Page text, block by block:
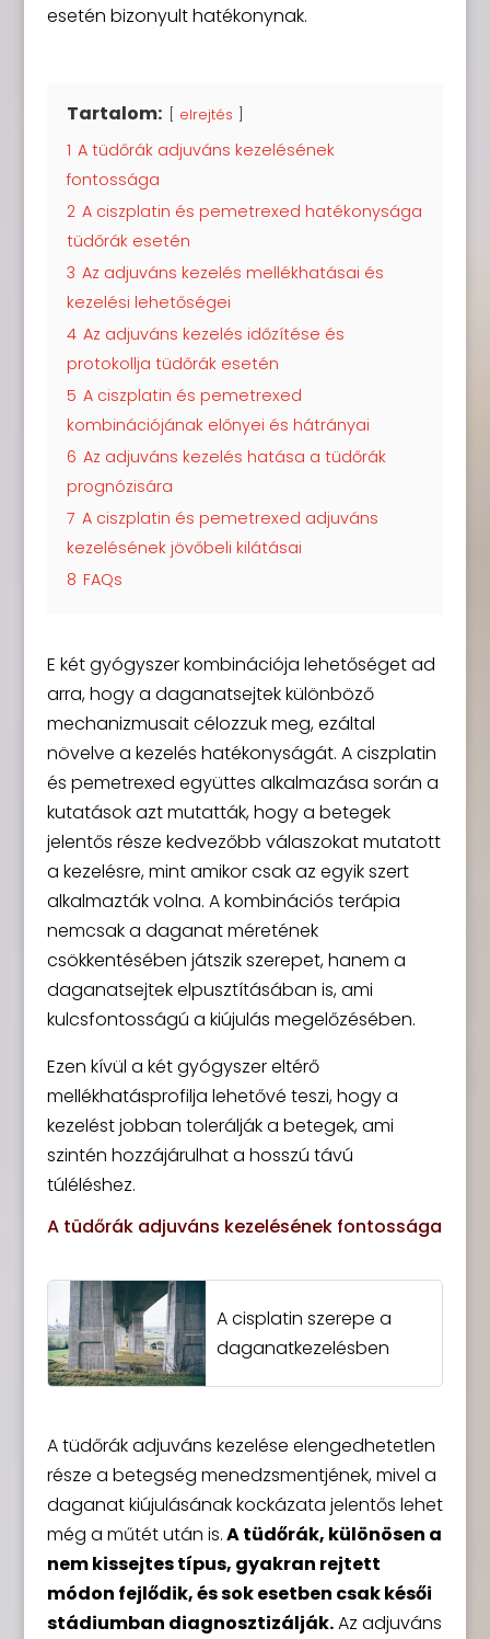
esetén bizonyult hatékonynak.
Tartalom: elrejtés
1 A tüdőrák adjuváns kezelésének
fontossága
2 A ciszplatin és pemetrexed hatékonysága
tüdőrák esetén
3 Az adjuváns kezelés mellékhatásai és
kezelési lehetőségei
4 Az adjuváns kezelés időzítése és
protokollja tüdőrák esetén
5 A ciszplatin és pemetrexed
kombinációjának előnyei és hátrányai
6 Az adjuváns kezelés hatása a tüdőrák
prognózisára
7 A ciszplatin és pemetrexed adjuváns
kezelésének jövőbeli kilátásai
8 FAQs
E két gyógyszer kombinációja lehetőséget ad
arra, hogy a daganatsejtek különböző
mechanizmusait célozzuk meg, ezáltal
növelve a kezelés hatékonyságát. A ciszplatin
és pemetrexed együttes alkalmazása során a
kutatások azt mutatták, hogy a betegek
jelentős része kedvezőbb válaszokat mutatott
a kezelésre, mint amikor csak az egyik szert
alkalmazták volna. A kombinációs terápia
nemcsak a daganat méretének
csökkentésében játszik szerepet, hanem a
daganatsejtek elpusztításában is, ami
kulcsfontosságú a kiújulás megelőzésében.
Ezen kívül a két gyógyszer eltérő
mellékhatásprofilja lehetővé teszi, hogy a
kezelést jobban tolerálják a betegek, ami
szintén hozzájárulhat a hosszú távú
túléléshez.
A tüdőrák adjuváns kezelésének fontossága
A cisplatin szerepe a
daganatkezelésben
A tüdőrák adjuváns kezelése elengedhetetlen
része a betegség menedzsmentjének, mivel a
daganat kiújulásának kockázata jelentős lehet
még a műtét után is.A tüdőrák, különösen a
nem kissejtes típus, gyakran rejtett
módon fejlődik, és sok esetben csak késői
stádiumban diagnosztizálják.Az adjuváns